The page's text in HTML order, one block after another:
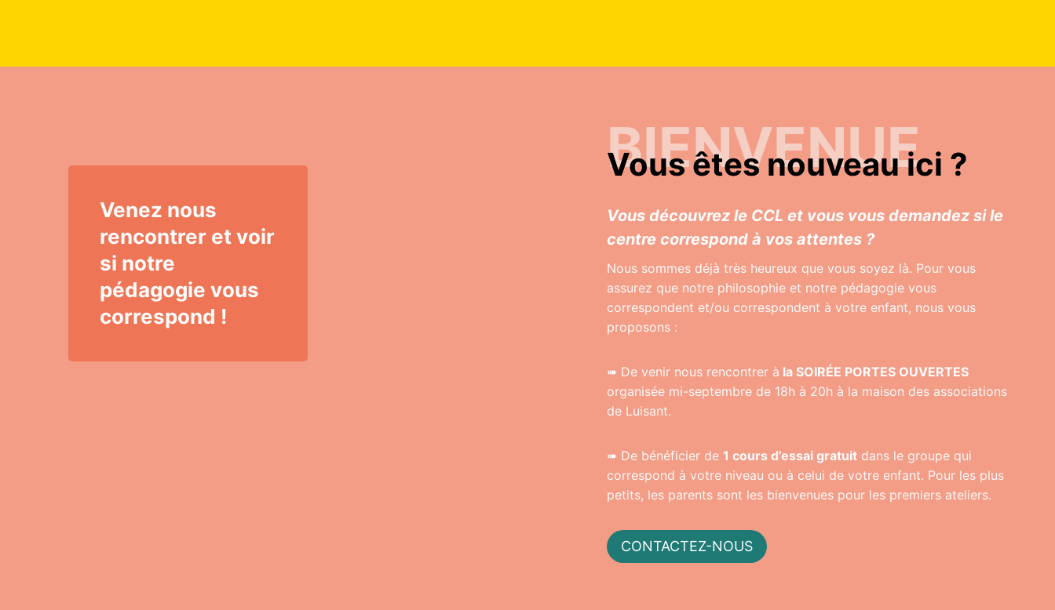
Venez nous
rencontrer et voir
si notre
pédagogie vous
correspond !
BIENVENUE
Vous êtes nouveau ici ?
Vous découvrez le CCL et vous vous demandez si le
centre correspond à vos attentes ?
Nous sommes déjà très heureux que vous soyez là. Pour vous
assurez que notre philosophie et notre pédagogie vous
correspondent et/ou correspondent à votre enfant, nous vous
proposons :
➠ De venir nous rencontrer à la SOIRÉE PORTES OUVERTES
organisée mi-septembre de 18h à 20h à la maison des associations
de Luisant.
➠ De bénéficier de 1 cours d’essai gratuitdans le groupe qui
correspond à votre niveau ou à celui de votre enfant. Pour les plus
petits, les parents sont les bienvenues pour les premiers ateliers.
CONTACTEZ-NOUS